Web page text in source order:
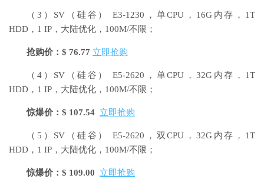
（3）SV（硅谷）
E3-1230，单CPU，16G内存，1T
HDD，1 IP，大陆优化，100M/不限；
抢购价：$ 76.77 立即抢购
（4）SV（硅谷）
E5-2620，单CPU，32G内存，1T
HDD，1 IP，大陆优化，100M/不限；
惊爆价：$ 107.54 立即抢购
（5）SV（硅谷）
E5-2620，双CPU，32G内存，1T
HDD，1 IP，大陆优化，100M/不限；
惊爆价：$ 109.00 立即抢购